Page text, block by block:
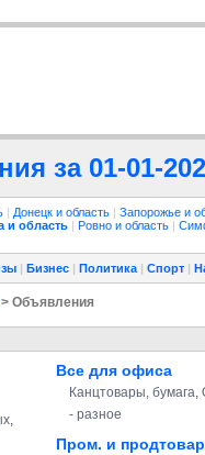
за 01-01-
| Донецк и область | Запорожье и
и область | Ровно и область |
| Бизнес | Политика | Спорт |
> Объявления
,
Все для офиса
Канцтовары, бумага,
- разное
Пром. и